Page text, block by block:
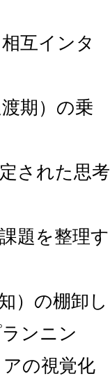
互インタ
期）の乗
された思考
題を整理す
）の棚卸し
ンニン
の視覚化